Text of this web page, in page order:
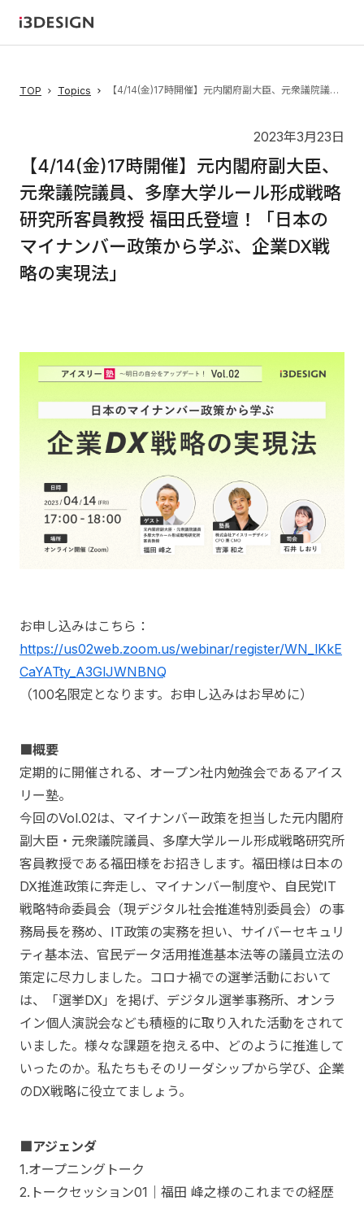
TOP Topics 【4/14(金)17時開催】元内閣府副大臣、元衆議院議員、多摩大学ルール形成戦略研究所客員教授 福田氏登壇！「日本のマイナンバー政策から学ぶ、企業DX戦略の実現法」
2023年3月23日
【4/14(金)17時開催】元内閣府副大臣、
元衆議院議員、多摩大学ルール形成戦略
研究所客員教授 福田氏登壇！「日本の
マイナンバー政策から学ぶ、企業DX戦
略の実現法」
お申し込みはこちら：
https://us02web.zoom.us/webinar/register/WN_lKkE
CaYATty_A3GlJWNBNQ
（100名限定となります。お申し込みはお早めに）
■概要
定期的に開催される、オープン社内勉強会であるアイス
リー塾。
今回のVol.02は、マイナンバー政策を担当した元内閣府
副大臣・元衆議院議員、多摩大学ルール形成戦略研究所
客員教授である福田様をお招きします。福田様は日本の
DX推進政策に奔走し、マイナンバー制度や、自民党IT
戦略特命委員会（現デジタル社会推進特別委員会）の事
務局長を務め、IT政策の実務を担い、サイバーセキュリ
ティ基本法、官民データ活用推進基本法等の議員立法の
策定に尽力しました。コロナ禍での選挙活動において
は、「選挙DX」を掲げ、デジタル選挙事務所、オンラ
イン個人演説会なども積極的に取り入れた活動をされて
いました。様々な課題を抱える中、どのように推進して
いったのか。私たちもそのリーダシップから学び、企業
のDX戦略に役立てましょう。
■アジェンダ
1.オープニングトーク
2.トークセッション01｜福田 峰之様のこれまでの経歴